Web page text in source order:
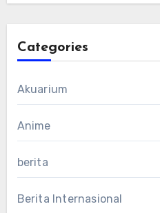
Categories
Akuarium
Anime
berita
Berita Internasional